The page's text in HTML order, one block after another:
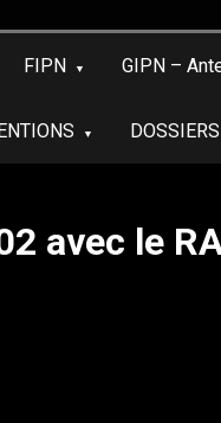
FIPN GIPN –
DOSSIERS
avec le